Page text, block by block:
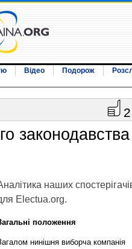
Відео Подорож
2
законодавства
наших
Electua.org.
положення
нинішня виборча компанія